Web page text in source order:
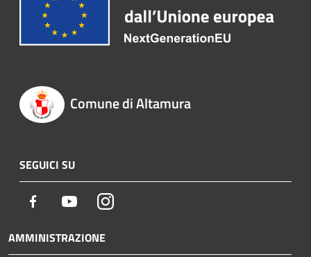
Comune di Altamura
SEGUICI SU
Facebook YoutubeInstagram
AMMINISTRAZIONE